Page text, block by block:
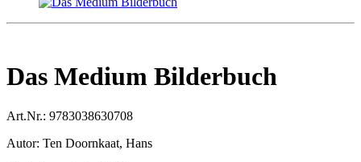
Das Medium Bilderbuch
Art.Nr.: 9783038630708
Autor: Ten Doornkaat, Hans